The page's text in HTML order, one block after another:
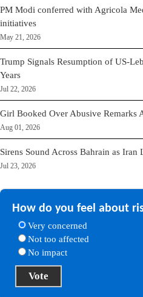
PM Modi conferred with Agricola
initiatives
May 21, 2026
Trump Signals Resumption of US-
Years
Jul 22, 2026
Girl Booked Over Abusive Remarks
Aug 01, 2026
Sirens Sound Across Bahrain as Iran
Jul 23, 2026
How do you feel about
Very concerned
Not too affected
No impact